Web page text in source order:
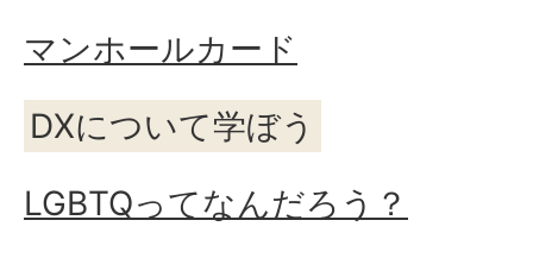
マンホールカード
DXについて学ぼう
LGBTQってなんだろう？